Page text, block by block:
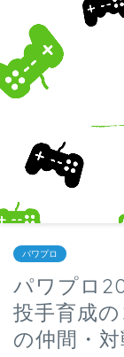
パワプロ
パワプロ
投手育成
の仲間・